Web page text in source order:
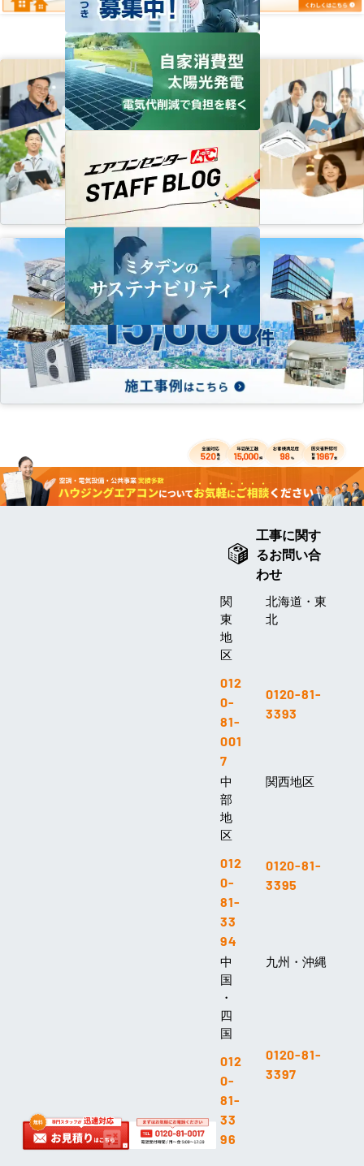
工事に関す
るお問い合
わせ
関
東
地
区
012
0-
81-
001
7
北海道・東
北
0120-81-
3393
中
部
地
区
012
0-
81-
33
94
関西地区
0120-81-
3395
中
国
・
四
国
012
0-
81-
33
96
九州・沖縄
0120-81-
3397